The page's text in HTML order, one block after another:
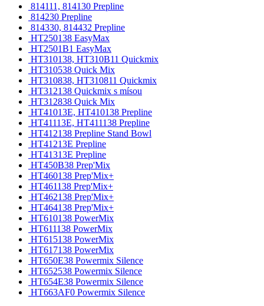
814111, 814130 Prepline
814230 Prepline
814330, 814432 Prepline
HT250138 EasyMax
HT2501B1 EasyMax
HT310138, HT310B11 Quickmix
HT310538 Quick Mix
HT310838, HT310811 Quickmix
HT312138 Quickmix s mísou
HT312838 Quick Mix
HT41013E, HT410138 Prepline
HT41113E, HT411138 Prepline
HT412138 Prepline Stand Bowl
HT41213E Prepline
HT41313E Prepline
HT450B38 Prep'Mix
HT460138 Prep'Mix+
HT461138 Prep'Mix+
HT462138 Prep'Mix+
HT464138 Prep'Mix+
HT610138 PowerMix
HT611138 PowerMix
HT615138 PowerMix
HT617138 PowerMix
HT650E38 Powermix Silence
HT652538 Powermix Silence
HT654E38 Powermix Silence
HT663AF0 Powermix Silence